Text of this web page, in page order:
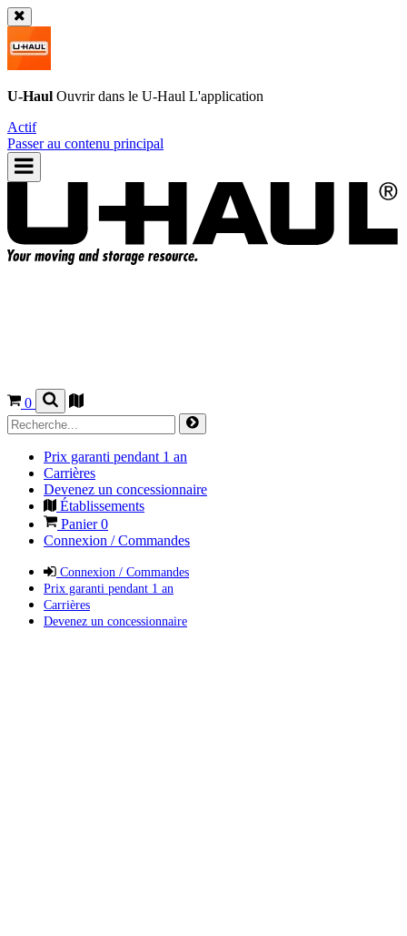
U-Haul Ouvrir dans le U-Haul L'application
Actif
Passer au contenu principal
0
Prix garanti pendant 1 an
Carrières
Devenez un concessionnaire
Établissements
Panier0
Connexion / Commandes
Connexion / Commandes
Prix garanti pendant 1 an
Carrières
Devenez un concessionnaire